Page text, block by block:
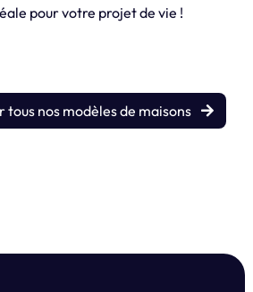
pour votre projet de vie !
tous nos modèles de maisons